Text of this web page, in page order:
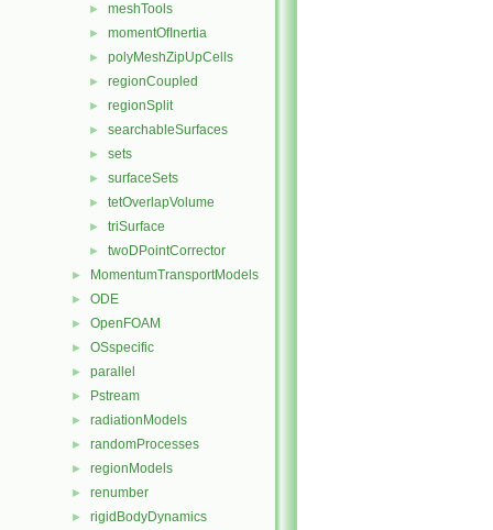
► meshTools
► momentOfInertia
► polyMeshZipUpCells
► regionCoupled
► regionSplit
► searchableSurfaces
► sets
► surfaceSets
► tetOverlapVolume
► triSurface
► twoDPointCorrector
► MomentumTransportModels
► ODE
► OpenFOAM
► OSspecific
► parallel
► Pstream
► radiationModels
► randomProcesses
► regionModels
► renumber
► rigidBodyDynamics